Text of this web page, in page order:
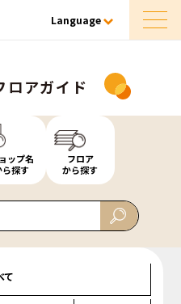
Language
ロアガイド
ップ名
ら探す
フロア
から探す
て